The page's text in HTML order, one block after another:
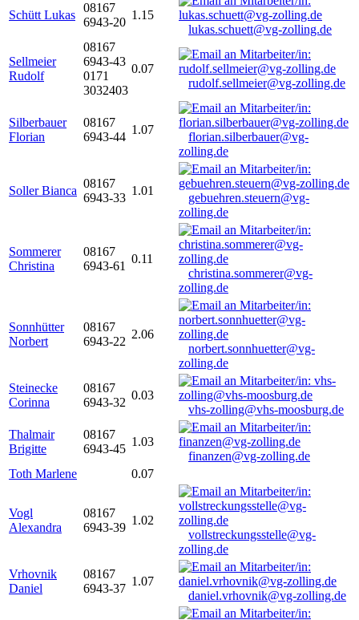
Schütt Lukas
08167
6943-20
1.15
lukas.schuett@vg-zolling.de
Sellmeier
Rudolf
08167
6943-43
0171
3032403
0.07
rudolf.sellmeier@vg-zolling.de
Silberbauer
Florian
08167
6943-44
1.07
florian.silberbauer@vg-
zolling.de
Soller Bianca
08167
6943-33
1.01
gebuehren.steuern@vg-
zolling.de
Sommerer
Christina
08167
6943-61
0.11
christina.sommerer@vg-
zolling.de
Sonnhütter
Norbert
08167
6943-22
2.06
norbert.sonnhuetter@vg-
zolling.de
Steinecke
Corinna
08167
6943-32
0.03
vhs-zolling@vhs-moosburg.de
Thalmair
Brigitte
08167
6943-45
1.03
finanzen@vg-zolling.de
Toth Marlene
0.07
Vogl
Alexandra
08167
6943-39
1.02
vollstreckungsstelle@vg-
zolling.de
Vrhovnik
Daniel
08167
6943-37
1.07
daniel.vrhovnik@vg-zolling.de